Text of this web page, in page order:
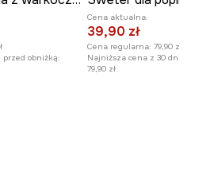
obniżką:
Cena aktualna:
39,90 zł
Cena regularna: 79,90 zł
Najniższa cena z 30 dni przed
79,90 zł